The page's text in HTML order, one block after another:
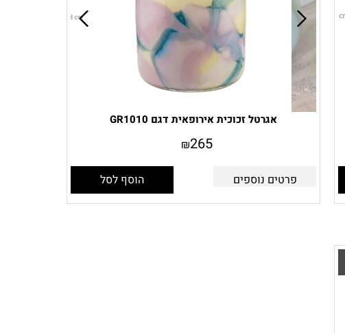
אגרטל זכוכית אירופאית דגם GR1010
₪265
פרטים נוספים הוסף לסל